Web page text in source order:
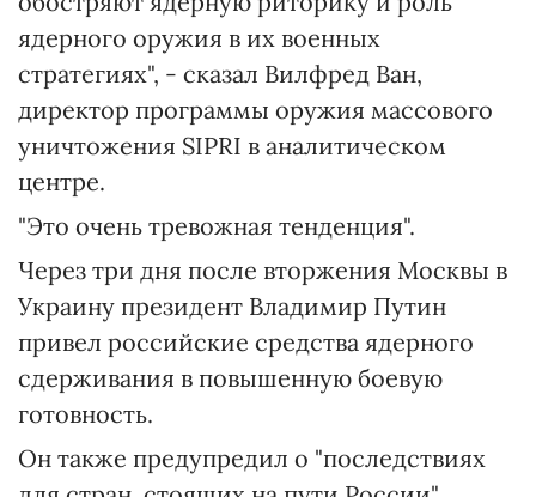
ядерного оружия в их военных
стратегиях", - сказал Вилфред Ван,
директор программы оружия массового
уничтожения SIPRI в аналитическом
центре.
"Это очень тревожная тенденция".
Через три дня после вторжения Москвы в
Украину президент Владимир Путин
привел российские средства ядерного
сдерживания в повышенную боевую
готовность.
Он также предупредил о "последствиях